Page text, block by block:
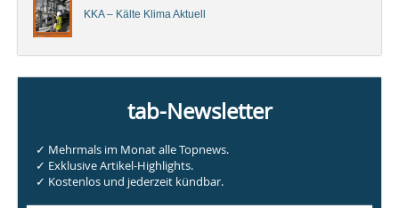
KKA – Kälte Klima Aktuell
tab-Newsletter
✓ Mehrmals im Monat alle Topnews.
✓ Exklusive Artikel-Highlights.
✓ Kostenlos und jederzeit kündbar.